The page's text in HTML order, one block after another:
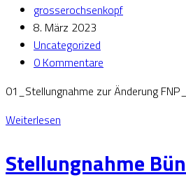
grosserochsenkopf
8. März 2023
Uncategorized
0 Kommentare
01_Stellungnahme zur Änderung
Weiterlesen
Stellungnahme